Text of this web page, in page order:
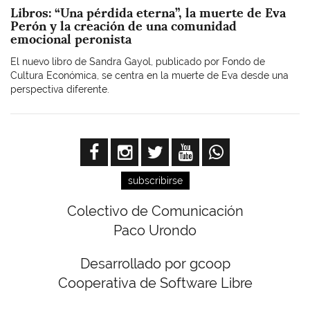
Libros: “Una pérdida eterna”, la muerte de Eva
Perón y la creación de una comunidad
emocional peronista
El nuevo libro de Sandra Gayol, publicado por Fondo de
Cultura Económica, se centra en la muerte de Eva desde una
perspectiva diferente.
subscribirse
Colectivo de Comunicación
Paco Urondo
Desarrollado por gcoop
Cooperativa de Software Libre